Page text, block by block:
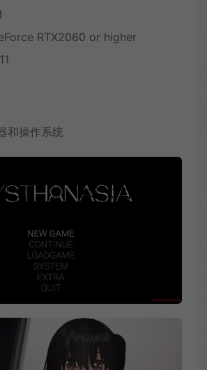
RTX2060 or higher
和操作系统